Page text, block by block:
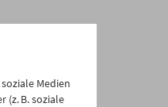
Medien
B. soziale